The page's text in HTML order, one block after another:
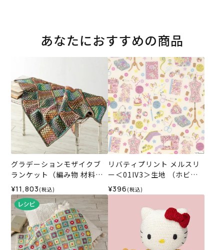
あなたにおすすめの商品
グラデーションモザイクブ
ランケット（編み物 材料セ
ット）
¥11,803 (税込)
リバティプリント メルスリ
ー＜01IV3＞生地 （ホビー
ラホビーレオリジナル）202
6SS★復刻色
¥396 (税込)